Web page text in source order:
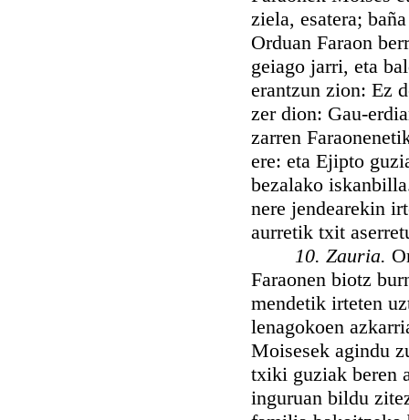
ziela, esatera;
Orduan Faraon
geiago jarri, eta
erantzun zion: Ez
zer dion: Gau-
zarren
ere: eta Ejipto
bezalako
nere jendearekin
aurretik txit
10. Zauria.
Faraonen biotz
mendetik irteten
lenagokoen
Moisesek agindu
txiki guziak beren
inguruan bildu